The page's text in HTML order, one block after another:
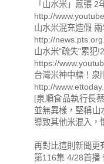
「山水米」囂張 2
http://
山水米混充造假
http://
山水米"疏失"累犯
https://
台灣米神中標！泉
http://
[泉順食品執行長
並無異樣，堅稱山
導致其他米混入，
再對比這則新聞更
第116集 4/28首播